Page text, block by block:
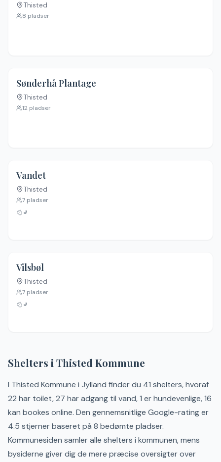
Ingen billeder
Thisted
8 pladser
Ingen billeder
Sønderhå Plantage
Thisted
12 pladser
Ingen billeder
Vandet
Thisted
7 pladser
🚽
Ingen billeder
Vilsbøl
Thisted
7 pladser
🚽
Shelters i Thisted Kommune
I Thisted Kommune i Jylland finder du 41 shelters, hvoraf
22 har toilet, 27 har adgang til vand, 1 er hundevenlige, 16
kan bookes online. Den gennemsnitlige Google-rating er
4.5 stjerner baseret på 8 bedømte pladser.
Kommunesiden samler alle shelters i kommunen, mens
bysiderne giver dig de mere præcise oversigter over